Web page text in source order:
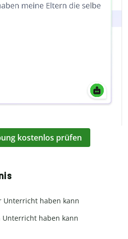
kostenlos prüfen
Unterricht haben kann
Unterricht haben kann